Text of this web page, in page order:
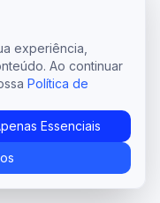
experiência,
Ao continuar
Política de
Essenciais